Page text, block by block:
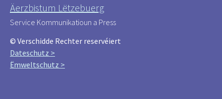
Äerzbistum Lëtzebuerg
Service Kommunikatioun a Press
© Verschidde Rechter reservéiert
Dateschutz >
Ëmweltschutz >